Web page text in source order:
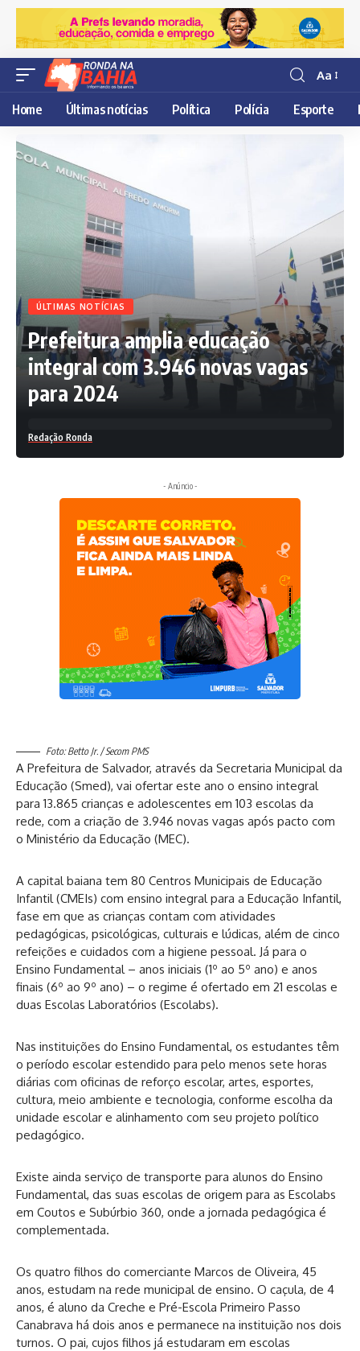
Resisor
de
fonte
Aa
Home Últimas notícias Política Polícia Esporte
ÚLTIMAS NOTÍCIAS
Prefeitura amplia educação
integral com 3.946 novas vagas
para 2024
Redação Ronda
- Anúncio -
Foto: Betto Jr. / Secom PMS
A Prefeitura de Salvador, através da Secretaria Municipal da
Educação (Smed), vai ofertar este ano o ensino integral
para 13.865 crianças e adolescentes em 103 escolas da
rede, com a criação de 3.946 novas vagas após pacto com
o Ministério da Educação (MEC).
A capital baiana tem 80 Centros Municipais de Educação
Infantil (CMEIs) com ensino integral para a Educação Infantil,
fase em que as crianças contam com atividades
pedagógicas, psicológicas, culturais e lúdicas, além de cinco
refeições e cuidados com a higiene pessoal. Já para o
Ensino Fundamental – anos iniciais (1º ao 5º ano) e anos
finais (6º ao 9º ano) – o regime é ofertado em 21 escolas e
duas Escolas Laboratórios (Escolabs).
Nas instituições do Ensino Fundamental, os estudantes têm
o período escolar estendido para pelo menos sete horas
diárias com oficinas de reforço escolar, artes, esportes,
cultura, meio ambiente e tecnologia, conforme escolha da
unidade escolar e alinhamento com seu projeto político
pedagógico.
Existe ainda serviço de transporte para alunos do Ensino
Fundamental, das suas escolas de origem para as Escolabs
em Coutos e Subúrbio 360, onde a jornada pedagógica é
complementada. ‎
Os quatro filhos do comerciante Marcos de Oliveira, 45
anos, estudam na rede municipal de ensino. O caçula, de 4
anos, é aluno da Creche e Pré-Escola Primeiro Passo
Canabrava há dois anos e permanece na instituição nos dois
turnos. O pai, cujos filhos já estudaram em escolas